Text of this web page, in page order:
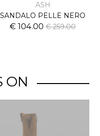
ASH
SANDALO PELLE NERO
€ 104.00€ 259.00
ON